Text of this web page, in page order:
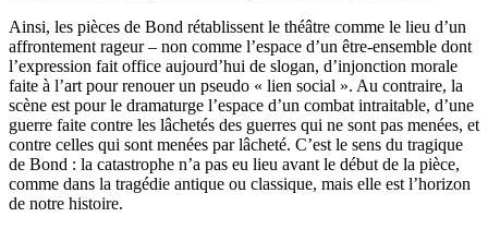
Ainsi, les pièces de Bond rétablissent le théâtre comme le lieu d’un
affrontement rageur – non comme l’espace d’un être-ensemble dont
l’expression fait office aujourd’hui de slogan, d’injonction morale
faite à l’art pour renouer un pseudo « lien social ». Au contraire, la
scène est pour le dramaturge l’espace d’un combat intraitable, d’une
guerre faite contre les lâchetés des guerres qui ne sont pas menées, et
contre celles qui sont menées par lâcheté. C’est le sens du tragique
de Bond : la catastrophe n’a pas eu lieu avant le début de la pièce,
comme dans la tragédie antique ou classique, mais elle est l’horizon
de notre histoire.